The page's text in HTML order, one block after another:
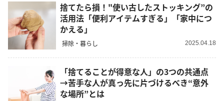
捨てたら損！"使い古したストッキング”の
活用法「便利アイテムすぎる」「家中につ
かえる」
掃除・暮らし 2025.04.18
「捨てることが得意な人」の3つの共通点
→苦手な人が真っ先に片づけるべき“意外
な場所”とは